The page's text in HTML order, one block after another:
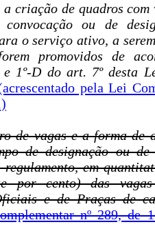
criação de quadros com
ou de
o serviço ativo, a
promovidos de
e 1º-D do art. 7º desta
pela Lei
de vagas e a forma de
de designação ou de
em
por cento) das
e de Praças de
nº 289, de